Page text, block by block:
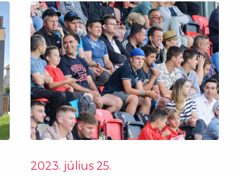
2023. július 25.